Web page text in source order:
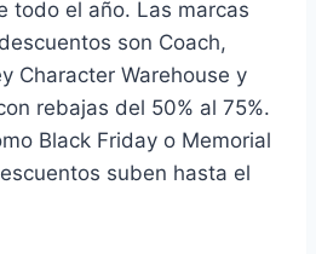
todo el año. Las marcas
son Coach,
Character Warehouse y
rebajas del 50% al 75%.
Black Friday o Memorial
suben hasta el